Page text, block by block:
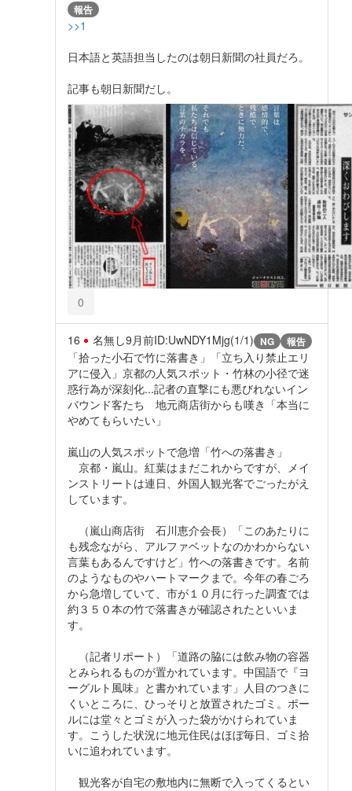
報告
>>1
日本語と英語担当したのは朝日新聞の社員だろ。
記事も朝日新聞だし。
0
16 名無し9月前ID:UwNDY1Mjg(1/1) NG 報告
「拾った小石で竹に落書き」「立ち入り禁止エリ
アに侵入」京都の人気スポット・竹林の小径で迷
惑行為が深刻化...記者の直撃にも悪びれないイン
バウンド客たち 地元商店街からも嘆き「本当に
やめてもらいたい」
嵐山の人気スポットで急増「竹への落書き」
京都・嵐山。紅葉はまだこれからですが、メイ
ンストリートは連日、外国人観光客でごったがえ
しています。
（嵐山商店街 石川恵介会長）「このあたりに
も残念ながら、アルファベットなのかわからない
言葉もあるんですけど」竹への落書きです。名前
のようなものやハートマークまで。今年の春ごろ
から急増していて、市が１０月に行った調査では
約３５０本の竹で落書きが確認されたといいま
す。
（記者リポート）「道路の脇には飲み物の容器
とみられるものが置かれています。中国語で『ヨ
ーグルト風味』と書かれています」人目のつきに
くいところに、ひっそりと放置されたゴミ。ポー
ルには堂々とゴミが入った袋がかけられていま
す。こうした状況に地元住民はほぼ毎日、ゴミ拾
いに追われています。
観光客が自宅の敷地内に無断で入ってくるとい